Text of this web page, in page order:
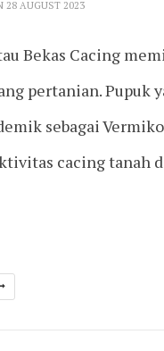
28 AUGUST 2023
Bekas Cacing
pertanian. Pupuk
sebagai
cacing tanah